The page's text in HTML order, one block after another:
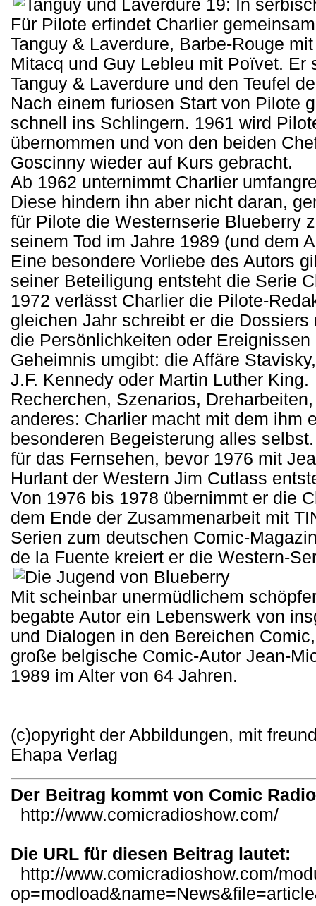
Für Pilote erfindet Charlier
Tanguy & Laverdure, Barbe-Rouge
Mitacq und Guy Lebleu mit Poïvet. Er
Tanguy & Laverdure und den Teufel
Nach einem furiosen Start von Pilote
schnell ins Schlingern. 1961 wird
übernommen und von den beiden
Goscinny wieder auf Kurs gebracht.
Ab 1962 unternimmt Charlier
Diese hindern ihn aber nicht daran,
für Pilote die Westernserie Blueberry
seinem Tod im Jahre 1989 (und dem
Eine besondere Vorliebe des Autors
seiner Beteiligung entsteht die Serie
1972 verlässt Charlier die Pilote-
gleichen Jahr schreibt er die
die Persönlichkeiten oder
Geheimnis umgibt: die Affäre
J.F. Kennedy oder Martin Luther King.
Recherchen, Szenarios,
anderes: Charlier macht mit dem ihm
besonderen Begeisterung alles
für das Fernsehen, bevor 1976 mit
Hurlant der Western Jim Cutlass
Von 1976 bis 1978 übernimmt er die
dem Ende der Zusammenarbeit mit
Serien zum deutschen Comic-
de la Fuente kreiert er die Western-
Mit scheinbar unermüdlichem
begabte Autor ein Lebenswerk von
und Dialogen in den Bereichen
große belgische Comic-Autor Jean-
1989 im Alter von 64 Jahren.
(c)opyright der Abbildungen, mit
Ehapa Verlag
Der Beitrag kommt von Comic
http://www.comicradioshow.com/
Die URL für diesen Beitrag lautet:
http://www.comicradioshow.com/